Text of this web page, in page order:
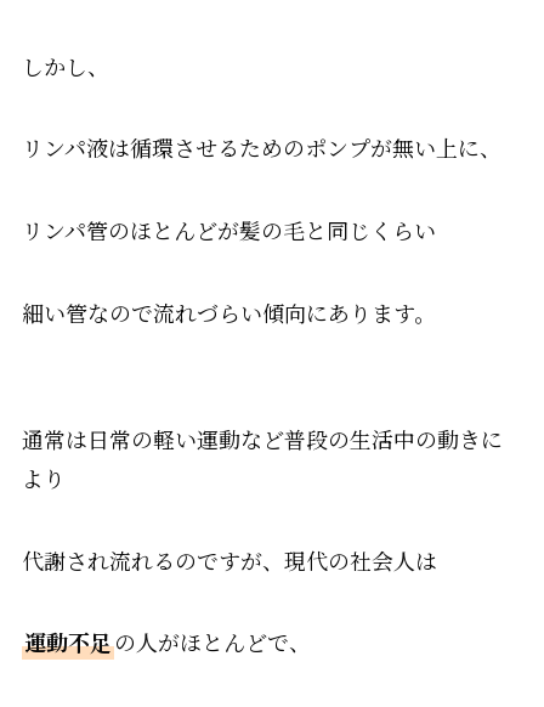
しかし、
リンパ液は循環させるためのポンプが無い上に、
リンパ管のほとんどが髪の毛と同じくらい
細い管なので流れづらい傾向にあります。
通常は日常の軽い運動など普段の生活中の動きに
より
代謝され流れるのですが、現代の社会人は
運動不足の人がほとんどで、